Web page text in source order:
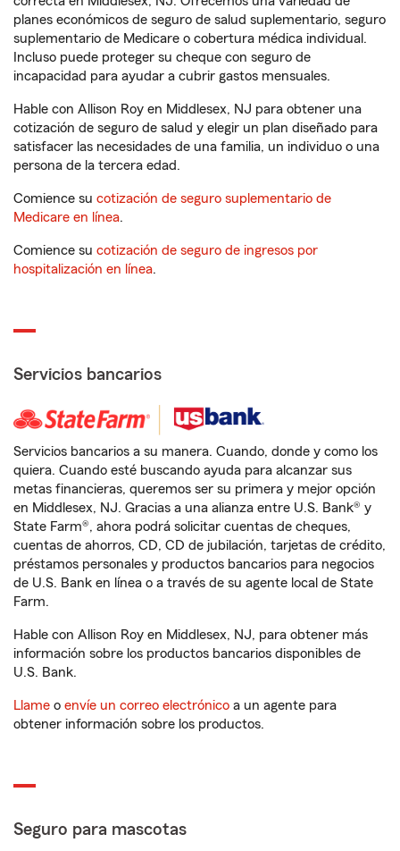
planes económicos de seguro de salud suplementario, seguro
suplementario de Medicare o cobertura médica individual.
Incluso puede proteger su cheque con seguro de
incapacidad para ayudar a cubrir gastos mensuales.
Hable con Allison Roy en Middlesex, NJ para obtener una
cotización de seguro de salud y elegir un plan diseñado para
satisfacer las necesidades de una familia, un individuo o una
persona de la tercera edad.
Comience su cotización de seguro suplementario de
Medicare en línea.
Comience su cotización de seguro de ingresos por
hospitalización en línea.
Servicios bancarios
Servicios bancarios a su manera. Cuando, donde y como los
quiera. Cuando esté buscando ayuda para alcanzar sus
metas financieras, queremos ser su primera y mejor opción
en Middlesex, NJ. Gracias a una alianza entre U.S. Bank® y
State Farm®, ahora podrá solicitar cuentas de cheques,
cuentas de ahorros, CD, CD de jubilación, tarjetas de crédito,
préstamos personales y productos bancarios para negocios
de U.S. Bank en línea o a través de su agente local de State
Farm.
Hable con Allison Roy en Middlesex, NJ, para obtener más
información sobre los productos bancarios disponibles de
U.S. Bank.
Llame o envíe un correo electrónico a un agente para
obtener información sobre los productos.
Seguro para mascotas